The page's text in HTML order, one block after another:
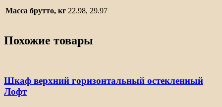
Масса брутто, кг 22.98, 29.97
Похожие товары
Шкаф верхний горизонтальный остекленный
Лофт